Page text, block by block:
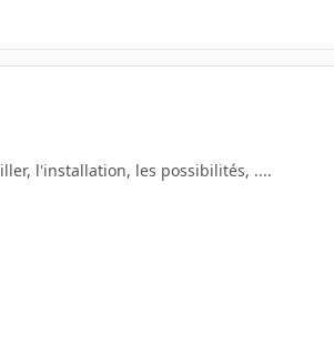
l'installation, les possibilités, ....